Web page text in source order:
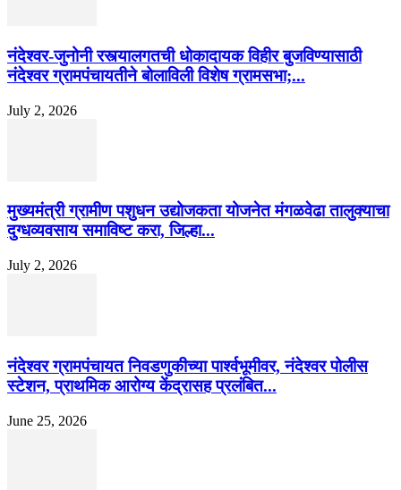
नंदेश्वर-जुनोनी रस्त्यालगतची धोकादायक विहीर बुजविण्यासाठी
नंदेश्वर ग्रामपंचायतीने बोलाविली विशेष ग्रामसभा;...
July 2, 2026
मुख्यमंत्री ग्रामीण पशुधन उद्योजकता योजनेत मंगळवेढा तालुक्याचा
दुग्धव्यवसाय समाविष्ट करा, जिल्हा...
July 2, 2026
नंदेश्वर ग्रामपंचायत निवडणुकीच्या पार्श्वभूमीवर, नंदेश्वर पोलीस
स्टेशन, प्राथमिक आरोग्य केंद्रासह प्रलंबित...
June 25, 2026